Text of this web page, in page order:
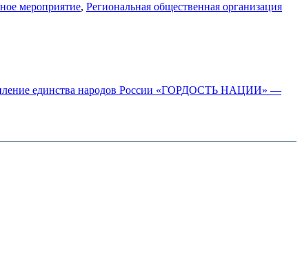
мероприятие, Региональная общественная организация
единства народов России «ГОРДОСТЬ НАЦИИ» —